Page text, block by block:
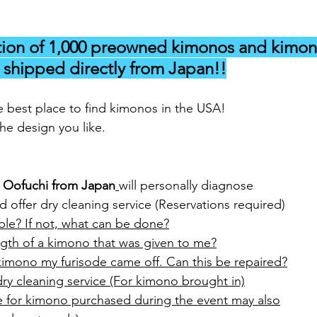
of 1,000 preowned kimonos and
directly from Japan!!
best place to find kimonos in the USA!
design you like.
from Japan will personally diagnose
offer dry cleaning service (Reservations required)
If not, what can be done?
of a kimono that was given to me?
my furisode came off. Can this be repaired?
cleaning service (For kimono brought in)
for kimono purchased during the event may also